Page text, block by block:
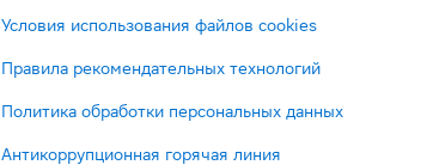
Условия использования файлов cookies
Правила рекомендательных технологий
Политика обработки персональных данных
Антикоррупционная горячая линия